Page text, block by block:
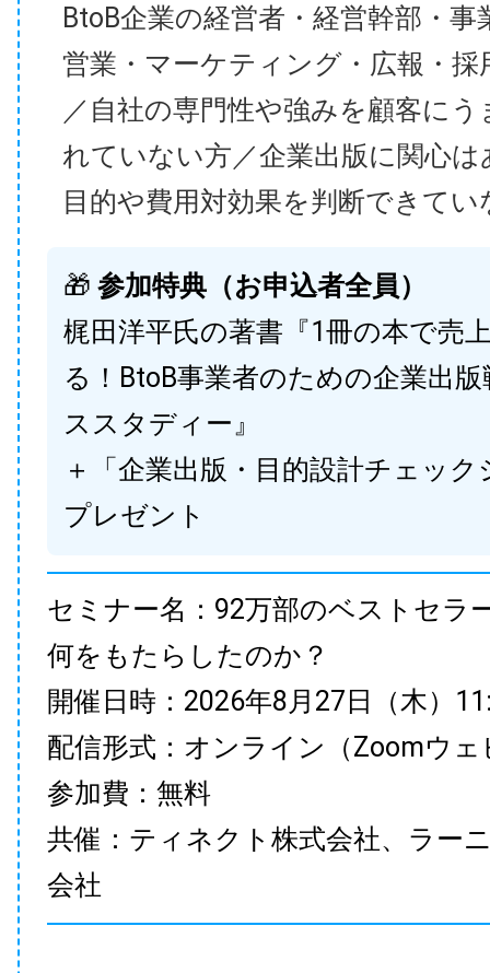
BtoB企業の経営者・経営幹部・事
営業・マーケティング・広報・採
／自社の専門性や強みを顧客に
れていない方／企業出版に関心
目的や費用対効果を判断できてい
🎁 参加特典（お申込者全員）
梶田洋平氏の著書『1冊の本で売
る！BtoB事業者のための企業出
ススタディー』
＋「企業出版・目的設計チェック
プレゼント
セミナー名：92万部のベストセラ
何をもたらしたのか？
開催日時：2026年8月27日（木）
配信形式：オンライン（Zoomウェ
参加費：無料
共催：ティネクト株式会社、ラー
会社